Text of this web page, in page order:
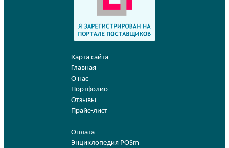
Карта сайта
Главная
О нас
Портфолио
Отзывы
Прайс-лист
Оплата
Энциклопедия POSm